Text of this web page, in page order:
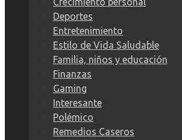
Deportes
Entretenimiento
Estilo de Vida Saludable
Familia, niños y educación
Finanzas
Gaming
Interesante
Polémico
Remedios Caseros